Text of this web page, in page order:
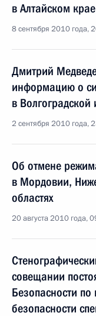
в Алтайском крае
8 сентября 2010 года,
Дмитрий
информацию о
в Волгоградской
2 сентября 2010 года,
Об отмене
в Мордовии,
областях
20 августа 2010 года,
совещании
Безопасности
безопасности